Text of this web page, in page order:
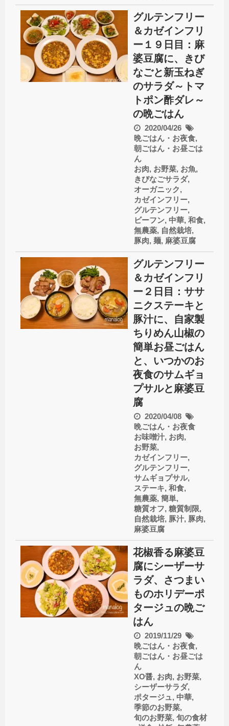
グルテンフリー
＆カゼインフリ
ー１９日目：麻
婆豆腐に、きび
なごと新玉ねぎ
のサラダ～トマ
トポン酢ダレ～
の晩ごはん
2020/04/26
晩ごはん・お夜食,
朝ごはん・お昼ごは
ん
お肉, お野菜, お魚,
きびなごサラダ,
オーガニック,
カゼインフリー,
グルテンフリー,
ビーフン, 中華, 和食,
無農薬, 自然栽培,
豚肉, 麺, 麻婆豆腐
グルテンフリー
＆カゼインフリ
ー２日目：ササ
ニクステーキと
豚汁に、自家製
ちりめん山椒の
簡単お昼ごはん
と、いつかのお
夜食のサムギョ
プサルと麻婆豆
腐
2020/04/08
晩ごはん・お夜食
お味噌汁, お肉,
お野菜,
カゼインフリー,
グルテンフリー,
サムギョプサル,
ステーキ, 和食,
無農薬, 簡単,
糖質オフ, 糖質制限,
自然栽培, 豚汁, 豚肉,
麻婆豆腐
花椒香る麻婆豆
腐にシーザーサ
ラダ、さつまい
ものホリデーポ
タージュの晩ご
はん
2019/11/29
晩ごはん・お夜食,
朝ごはん・お昼ごは
ん
XO醤, お肉, お野菜,
シーザーサラダ,
ポタージュ, 中華,
季節のお野菜,
旬のお野菜, 旬の食材